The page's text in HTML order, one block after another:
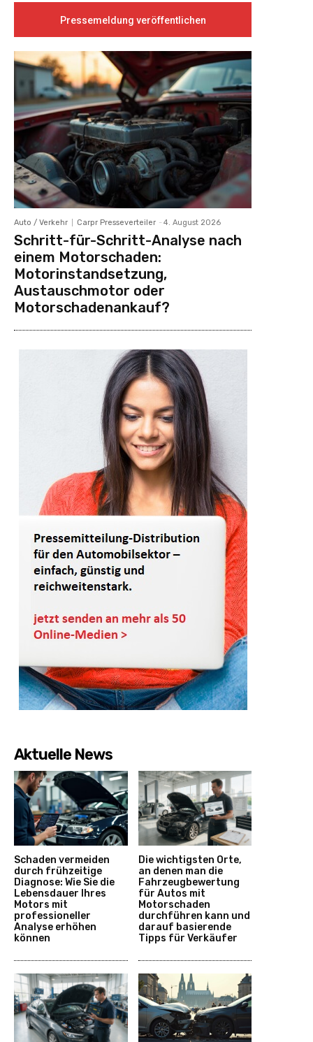
Pressemeldung veröffentlichen
Auto / Verkehr Carpr Presseverteiler - 4. August 2026
Schritt-für-Schritt-Analyse nach
einem Motorschaden:
Motorinstandsetzung,
Austauschmotor oder
Motorschadenankauf?
Aktuelle News
Schaden vermeiden
durch frühzeitige
Diagnose: Wie Sie die
Lebensdauer Ihres
Motors mit
professioneller
Analyse erhöhen
können
Die wichtigsten Orte,
an denen man die
Fahrzeugbewertung
für Autos mit
Motorschaden
durchführen kann und
darauf basierende
Tipps für Verkäufer